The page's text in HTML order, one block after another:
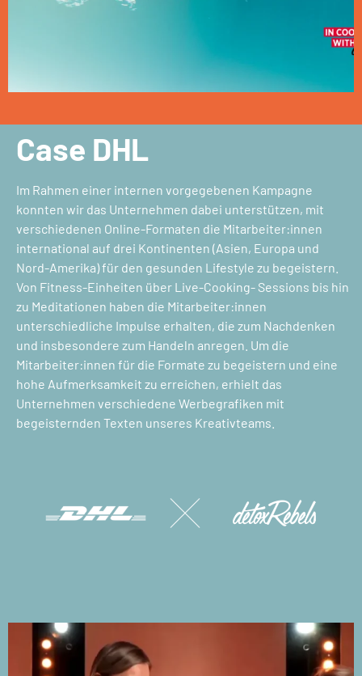
Case DHL
Im Rahmen einer internen vorgegebenen Kampagne
konnten wir das Unternehmen dabei unterstützen, mit
verschiedenen Online-Formaten die Mitarbeiter:innen
international auf drei Kontinenten (Asien, Europa und
Nord-Amerika) für den gesunden Lifestyle zu begeistern.
Von Fitness-Einheiten über Live-Cooking- Sessions bis hin
zu Meditationen haben die Mitarbeiter:innen
unterschiedliche Impulse erhalten, die zum Nachdenken
und insbesondere zum Handeln anregen. Um die
Mitarbeiter:innen für die Formate zu begeistern und eine
hohe Aufmerksamkeit zu erreichen, erhielt das
Unternehmen verschiedene Werbegrafiken mit
begeisternden Texten unseres Kreativteams.